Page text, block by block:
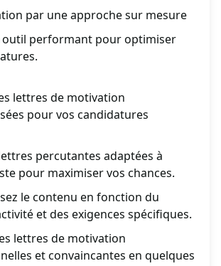
par une approche sur mesure
outil performant pour optimiser
lettres de motivation
pour vos candidatures
percutantes adaptées à
pour maximiser vos chances.
le contenu en fonction du
et des exigences spécifiques.
lettres de motivation
et convaincantes en quelques